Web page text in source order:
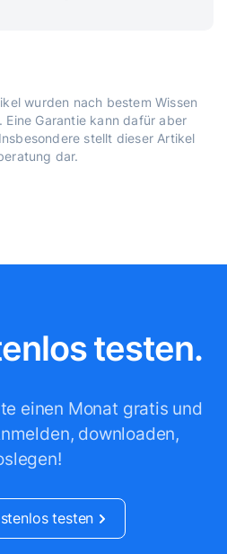
wurden nach bestem Wissen
Garantie kann dafür aber
stellt dieser Artikel
dar.
testen.
einen Monat gratis und
downloaden,
testen